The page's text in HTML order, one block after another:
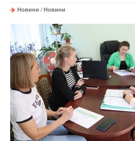
Новини / Новини